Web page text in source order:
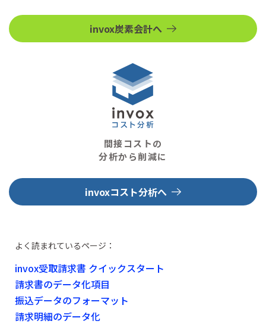
invox炭素会計へ
間接コストの
分析から削減に
invoxコスト分析へ
よく読まれているページ：
invox受取請求書 クイックスタート
請求書のデータ化項目
振込データのフォーマット
請求明細のデータ化